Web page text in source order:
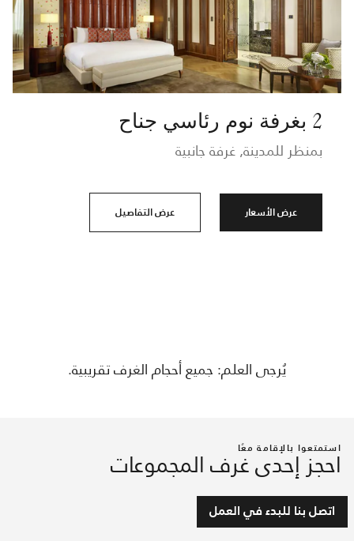
بمنظر للمدينة, غرفة جانبية
عرض الأسعار عرض التفاصيل
يُرجى العلم: جميع أحجام الغرف تقريبية.
استمتعوا بالإقامة معًا
احجز إحدى غرف المجموعات
اتصل بنا للبدء في العمل